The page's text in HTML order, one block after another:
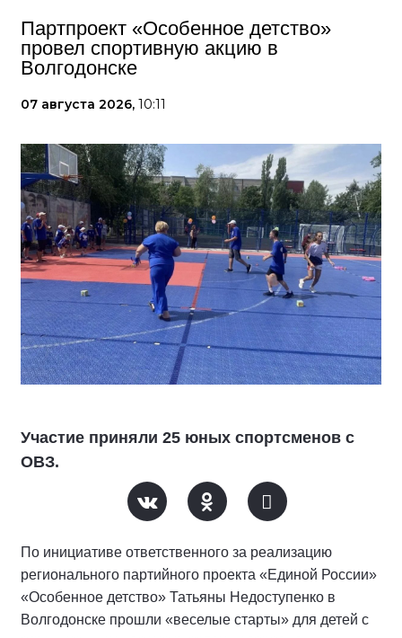
Партпроект «Особенное детство»
провел спортивную акцию в
Волгодонске
07 августа 2026, 10:11
Участие приняли 25 юных спортсменов с
ОВЗ.
По инициативе ответственного за реализацию
регионального партийного проекта «Единой России»
«Особенное детство» Татьяны Недоступенко в
Волгодонске прошли «веселые старты» для детей с